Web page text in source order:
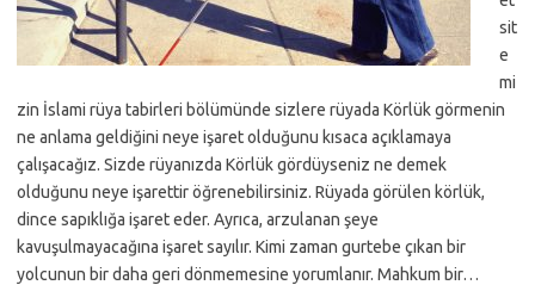
sit
e
mi
zin İslami rüya tabirleri bölümünde sizlere rüyada Körlük görmenin
ne anlama geldiğini neye işaret olduğunu kısaca açıklamaya
çalışacağız. Sizde rüyanızda Körlük gördüyseniz ne demek
olduğunu neye işarettir öğrenebilirsiniz. Rüyada görülen körlük,
dince sapıklığa işaret eder. Ayrıca, arzulanan şeye
kavuşulmayacağına işaret sayılır. Kimi zaman gurtebe çıkan bir
yolcunun bir daha geri dönmemesine yorumlanır. Mahkum bir…